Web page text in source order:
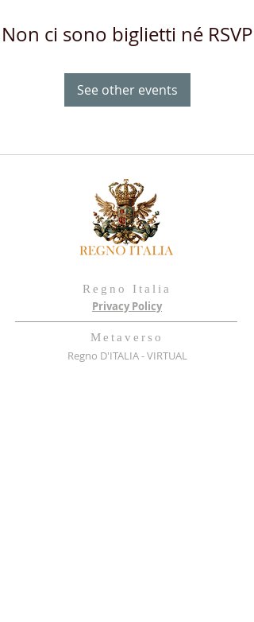
Non ci sono biglietti né RSVP
See other events
Regno Italia
Privacy Policy
Metaverso
Regno D'ITALIA - VIRTUAL